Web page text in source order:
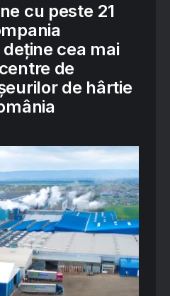
cu peste 21
cea mai
de
de hârtie